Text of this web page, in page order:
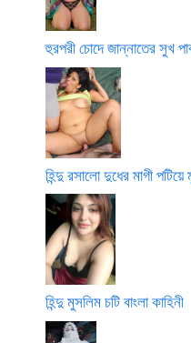
হুরপরী চোদে জান্নাতের সুখ
হিন্দু রসালো দুধের মাগী
হিন্দু মুসলিম চটি বাংলা কাহিনী